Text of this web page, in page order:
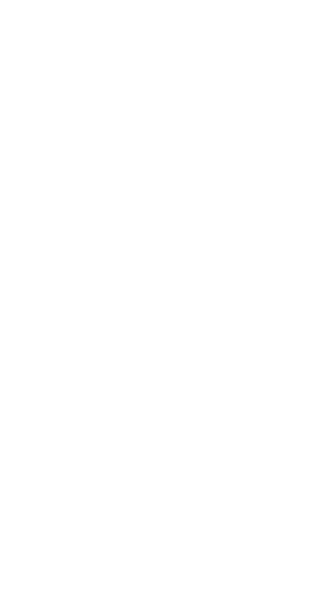
доставки до 14:00 (по местному